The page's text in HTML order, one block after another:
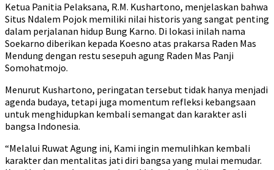
Ketua Panitia Pelaksana, R.M. Kushartono, menjelaskan bahwa
Situs Ndalem Pojok memiliki nilai historis yang sangat penting
dalam perjalanan hidup Bung Karno. Di lokasi inilah nama
Soekarno diberikan kepada Koesno atas prakarsa Raden Mas
Mendung dengan restu sesepuh agung Raden Mas Panji
Somohatmojo.
Menurut Kushartono, peringatan tersebut tidak hanya menjadi
agenda budaya, tetapi juga momentum refleksi kebangsaan
untuk menghidupkan kembali semangat dan karakter asli
bangsa Indonesia.
“Melalui Ruwat Agung ini, Kami ingin memulihkan kembali
karakter dan mentalitas jati diri bangsa yang mulai memudar.